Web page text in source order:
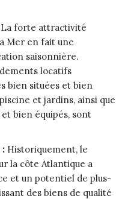
La forte attractivité
Mer en fait une
saisonnière.
locatifs
bien situées et bien
et jardins, ainsi que
bien équipés, sont
: Historiquement, le
la côte Atlantique a
et un potentiel de plus-
des biens de qualité